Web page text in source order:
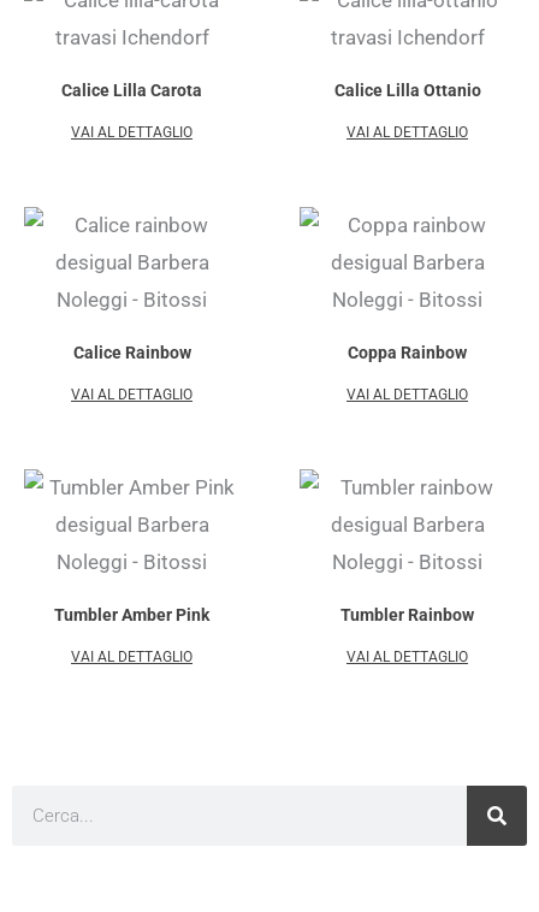
Calice Lilla Carota
VAI AL DETTAGLIO
Calice Lilla Ottanio
VAI AL DETTAGLIO
Calice Rainbow
VAI AL DETTAGLIO
Coppa Rainbow
VAI AL DETTAGLIO
Tumbler Amber Pink
VAI AL DETTAGLIO
Tumbler Rainbow
VAI AL DETTAGLIO
Cerca